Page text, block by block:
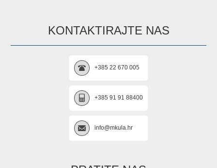
KONTAKTIRAJTE NAS
+385 22 670 005
+385 91 91 88400
info@mkula.hr